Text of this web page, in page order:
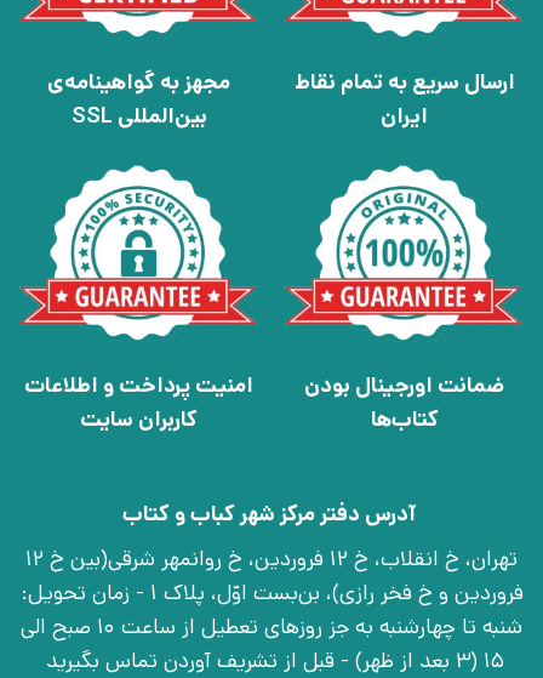
ارسال سریع به تمام نقاط
ایران
مجهز به گواهینامه‌ی
بین‌المللی SSL
ضمانت اورجینال بودن
کتاب‌ها
امنیت پرداخت و اطلاعات
کاربران سایت
آدرس دفتر مرکز شهر کباب و کتاب
تهران، خ انقلاب، خ 12 فروردین، خ روانمهر شرقی(بین خ 12
فروردین و خ فخر رازی)، بن‌بست اوّل، پلاک 1 - زمان تحویل:
شنبه تا چهارشنبه به جز روزهای تعطیل از ساعت 10 صبح الی
15 (3 بعد از ظهر) - قبل از تشریف آوردن تماس بگیرید